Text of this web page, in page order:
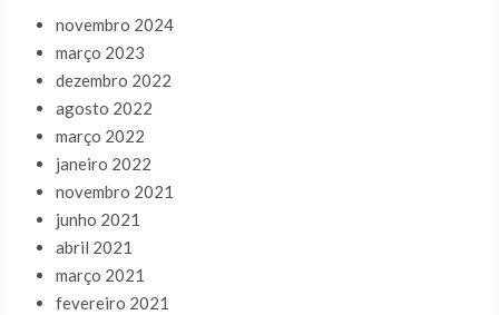
novembro 2024
março 2023
dezembro 2022
agosto 2022
março 2022
janeiro 2022
novembro 2021
junho 2021
abril 2021
março 2021
fevereiro 2021